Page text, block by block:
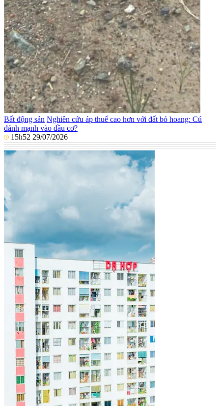
Bất động sản Nghiên cứu áp thuế cao hơn với đất bỏ hoang: Cú
đánh mạnh vào đầu cơ?
15h52 29/07/2026